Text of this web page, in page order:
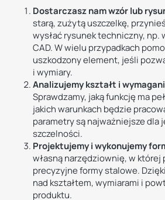
Dostarczasz nam wzór lub
starą, zużytą uszczelkę,
wysłać rysunek techniczny, np.
CAD. W wielu przypadkach
uszkodzony element, jeśli
i wymiary.
Analizujemy kształt i
Sprawdzamy, jaką funkcję ma
jakich warunkach będzie
parametry są najważniejsze dla
szczelności.
Projektujemy i wykonujemy
własną narzędziownię, w
precyzyjne formy stalowe.
nad kształtem, wymiarami i
produktu.